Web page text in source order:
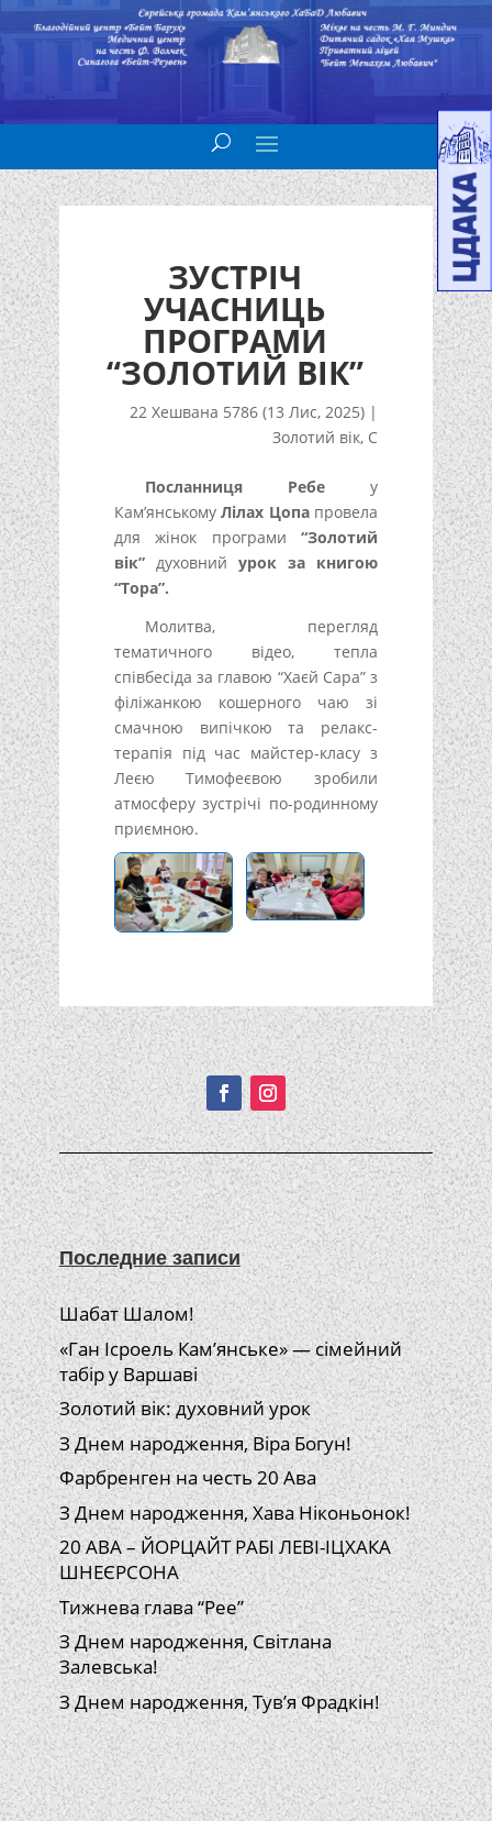
ЗУСТРІЧ
УЧАСНИЦЬ
ПРОГРАМИ
“ЗОЛОТИЙ ВІК”
22 Хешвана 5786 (13 Лис, 2025) |
Золотий вік, С
Посланниця Ребе у
Кам’янськомуЛілах Цопапровела
для жінок програми“Золотий
вік”духовний урок за книгою
“Тора”.
Молитва, перегляд
тематичного відео, тепла
співбесіда за главою “Хаєй Сара” з
філіжанкою кошерного чаю зі
смачною випічкою та релакс-
терапія під час майстер-класу з
Леєю Тимофеєвою зробили
атмосферу зустрічі по-родинному
приємною.
Подписывайтесь!
Последние записи
Шабат Шалом!
«Ган Ісроель Кам’янське» — сімейний
табір у Варшаві
Золотий вік: духовний урок
З Днем народження, Віра Богун!
Фарбренген на честь 20 Ава
З Днем народження, Хава Ніконьонок!
20 АВА – ЙОРЦАЙТ РАБІ ЛЕВІ-ІЦХАКА
ШНЕЄРСОНА
Тижнева глава “Рее”
З Днем народження, Світлана
Залевська!
З Днем народження, Тув’я Фрадкін!